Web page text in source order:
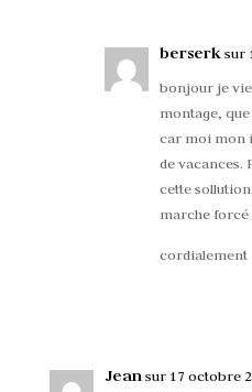
berserk sur
bonjour je
montage,
car moi mon
de vacances.
cette
marche forcé
cordialement
Jean sur 17 octobre